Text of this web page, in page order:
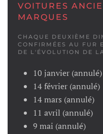
VOITURES
MARQUES
CHAQUE DEUXIÈME
CONFIRMÉES AU FUR
DE L'ÉVOLUTION DE
10 janvier (annulé)
14 février (annulé)
14 mars (annulé)
11 avril (annulé)
9 mai (annulé)